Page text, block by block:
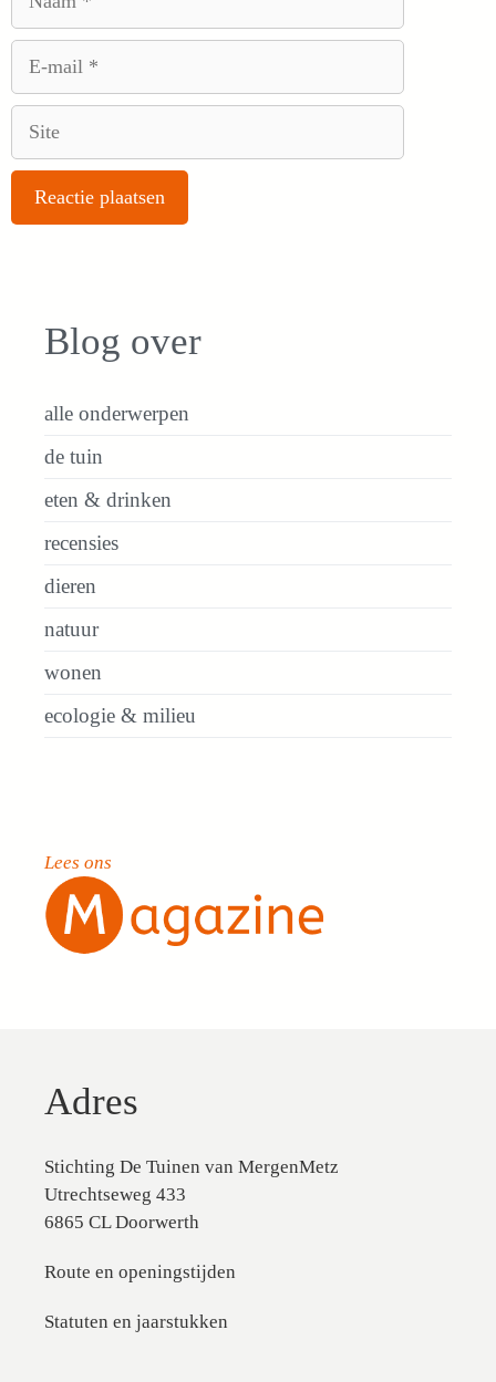
Blog over
alle onderwerpen
de tuin
eten & drinken
recensies
dieren
natuur
wonen
ecologie & milieu
Lees ons
Adres
Stichting De Tuinen van MergenMetz
Utrechtseweg 433
6865 CL Doorwerth
Route en openingstijden
Statuten en jaarstukken